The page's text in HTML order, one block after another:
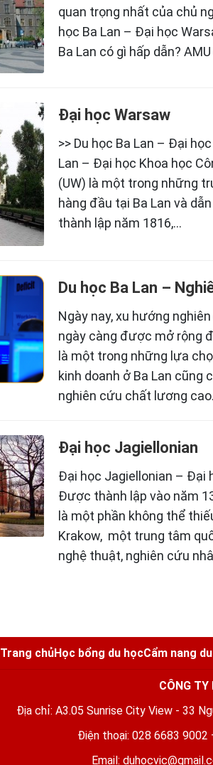
quan trọng nhất của chủ
học Ba Lan – Đại học
Ba Lan có gì hấp dẫn?
Đại học Warsaw
>> Du học Ba Lan – Đại
Lan – Đại học Khoa học
(UW) là một trong những
hàng đầu tại Ba Lan và
thành lập năm 1816,…
Du học Ba Lan –
Ngày nay, xu hướng
ngày càng được mở rộng
là một trong những lựa
kinh doanh ở Ba Lan
nghiên cứu chất lương
Đại học Jagiellonian
Đại học Jagiellonian – Đại
Được thành lập vào năm
là một phần không thể
Krakow, một trung tâm
nghệ thuật, nghiên cứu
Trang chủHọc bổng du họcCẩm nang
CÔNG TY
Địa chỉ: A3.05 Sunrise City View - 33
Điện thoại: 028 6683 9002
Email: